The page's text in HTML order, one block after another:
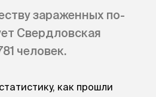
зараженных по-
Свердловская
человек.
как прошли